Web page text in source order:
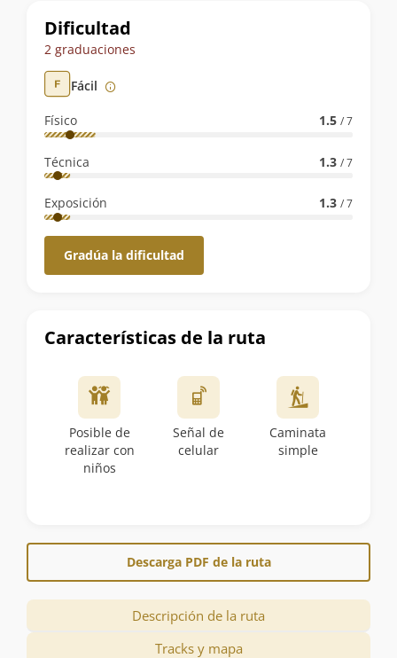
ruta
Dificultad
2 graduaciones
Fácil
Físico 1.5 / 7
Técnica 1.3 / 7
Exposición 1.3 / 7
Gradúa la dificultad
Características de la ruta
Posible de
realizar con
niños
Señal de
celular
Caminata
simple
Descarga PDF de la ruta
Descripción de la ruta
Tracks y mapa